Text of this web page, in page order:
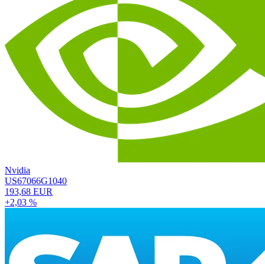
Nvidia
US67066G1040
193,68 EUR
+2,03 %